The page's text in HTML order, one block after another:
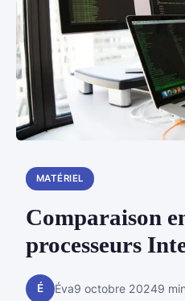
MATÉRIEL
Comparaison
processeurs
É Éva9 octobre 20249